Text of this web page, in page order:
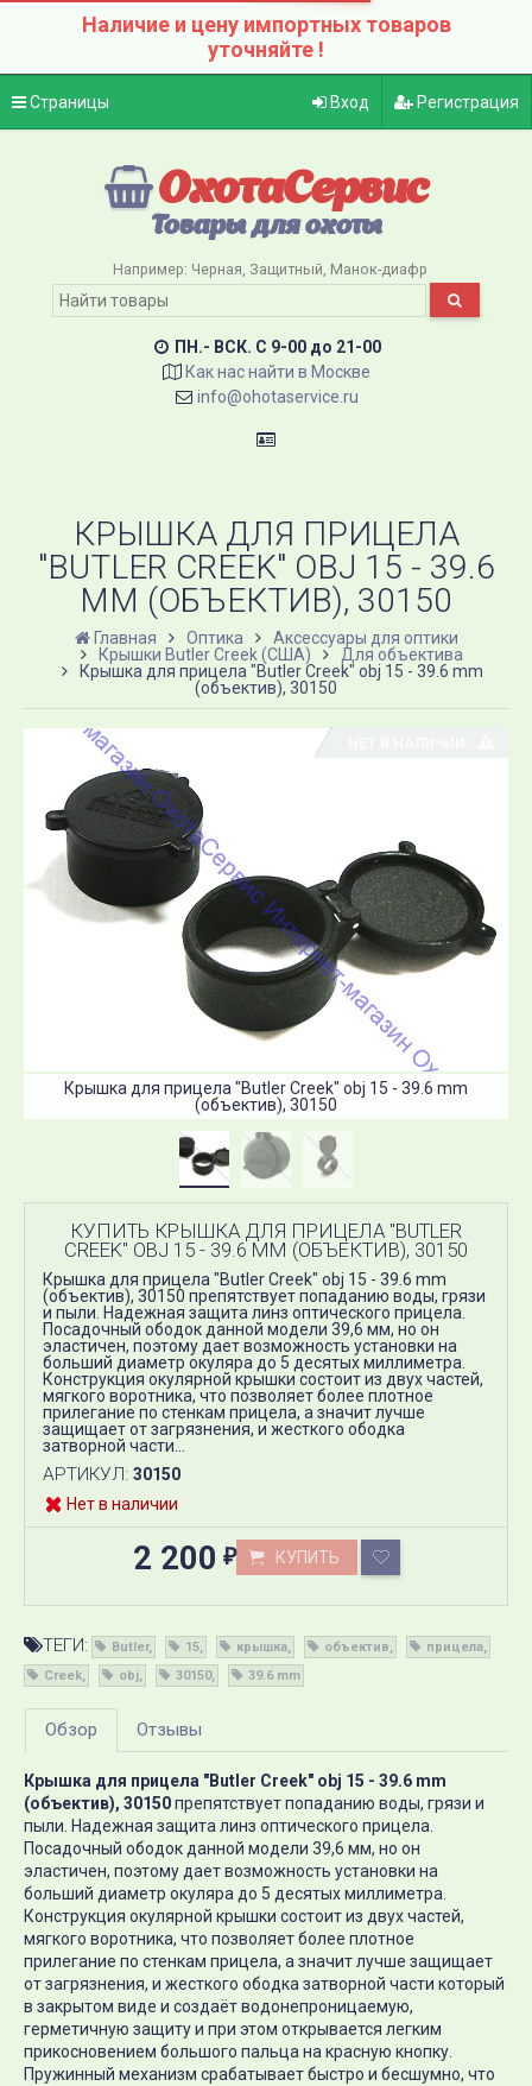
Наличие и цену импортных товаров
уточняйте !
Страницы Вход Регистрация
ОхотаСервис
Товары для охоты
Например: Черная Защитный Манок-диафр
ПН.- ВСК. C 9-00 до 21-00
Как нас найти в Москве
info@ohotaservice.ru
КРЫШКА ДЛЯ ПРИЦЕЛА
"BUTLER CREEK" OBJ 15 - 39.6
MM (ОБЪЕКТИВ), 30150
Главная Оптика
Аксессуары для оптики
Крышки Butler Creek (США)
Для объектива
Крышка для прицела "Butler Creek" obj 15 - 39.6 mm
(объектив), 30150
Крышка для прицела "Butler Creek" obj 15 - 39.6 mm
(объектив), 30150
КУПИТЬ КРЫШКА ДЛЯ ПРИЦЕЛА "BUTLER
CREEK" OBJ 15 - 39.6 MM (ОБЪЕКТИВ), 30150
Крышка для прицела "Butler Creek" obj 15 - 39.6 mm
(объектив), 30150 препятствует попаданию воды, грязи
и пыли. Надежная защита линз оптического прицела.
Посадочный ободок данной модели 39,6 мм, но он
эластичен, поэтому дает возможность установки на
больший диаметр окуляра до 5 десятых миллиметра.
Конструкция окулярной крышки состоит из двух частей,
мягкого воротника, что позволяет более плотное
прилегание по стенкам прицела, а значит лучше
защищает от загрязнения, и жесткого ободка
затворной части...
АРТИКУЛ: 30150
Нет в наличии
2 200 ₽ КУПИТЬ
ТЕГИ: Butler 15 крышка объектив
прицела
Creek
obj 30150 39.6 mm
Обзор Отзывы
Крышка для прицела "Butler Creek" obj 15 - 39.6 mm
(объектив), 30150препятствует попаданию воды, грязи и
пыли. Надежная защита линз оптического прицела.
Посадочный ободок данной модели 39,6 мм, но он
эластичен, поэтому дает возможность установки на
больший диаметр окуляра до 5 десятых миллиметра.
Конструкция окулярной крышки состоит из двух частей,
мягкого воротника, что позволяет более плотное
прилегание по стенкам прицела, а значит лучше защищает
от загрязнения, и жесткого ободка затворной части который
в закрытом виде и создаёт водонепроницаемую,
герметичную защиту и при этом открывается легким
прикосновением большого пальца на красную кнопку.
Пружинный механизм срабатывает быстро и бесшумно, что